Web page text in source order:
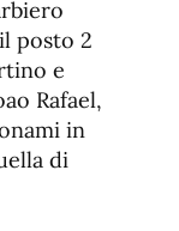
posto 2
e
Rafael,
in
di